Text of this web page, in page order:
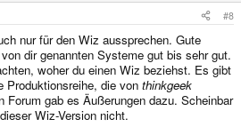
#8
nur für den Wiz aussprechen. Gute
dir genannten Systeme gut bis sehr gut.
woher du einen Wiz beziehst. Es gibt
Produktionsreihe, die von thinkgeek
Forum gab es Äußerungen dazu. Scheinbar
Wiz-Version nicht.